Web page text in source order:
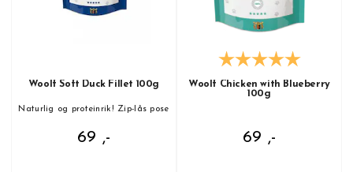
Woolf Soft Duck Fillet 100g
Naturlig og proteinrik! Zip-lås pose
69 ,-
Woolf Chicken with Blueberry
100g
69 ,-